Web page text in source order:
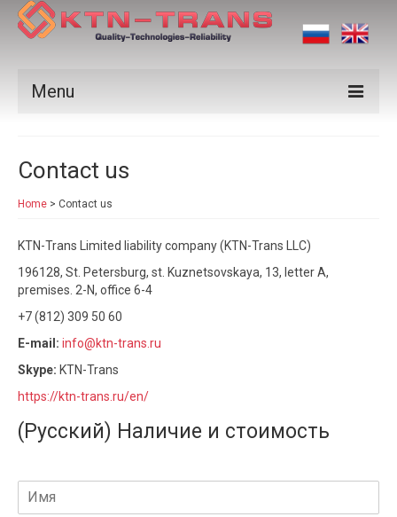
Menu
Vendors
Applications
Certificates
News
Contact us
Contact us
Home > Contact us
KTN-Trans Limited liability company (KTN-Trans LLC)
196128, St. Petersburg, st. Kuznetsovskaya, 13, letter A,
premises. 2-N, office 6-4
+7 (812) 309 50 60
E-mail: info@ktn-trans.ru
Skype: KTN-Trans
https://ktn-trans.ru/en/
(Русский) Наличие и стоимость